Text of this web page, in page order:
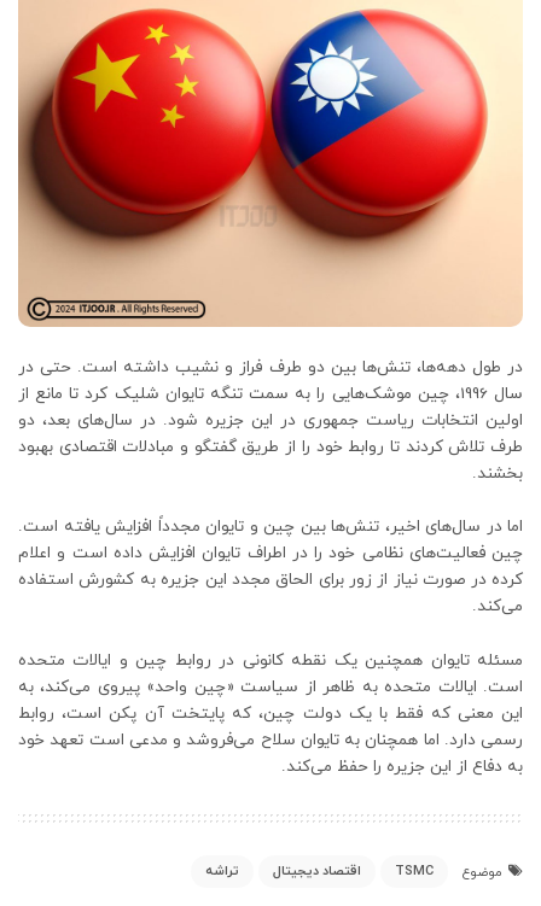
در طول دهه‌ها، تنش‌ها بین دو طرف فراز و نشیب داشته است. حتی در
سال 1996، چین موشک‌هایی را به سمت تنگه تایوان شلیک کرد تا مانع از
اولین انتخابات ریاست جمهوری در این جزیره شود. در سال‌های بعد، دو
طرف تلاش کردند تا روابط خود را از طریق گفتگو و مبادلات اقتصادی بهبود
بخشند.
اما در سال‌های اخیر، تنش‌ها بین چین و تایوان مجدداً افزایش یافته است.
چین فعالیت‌های نظامی خود را در اطراف تایوان افزایش داده است و اعلام
کرده در صورت نیاز از زور برای الحاق مجدد این جزیره به کشورش استفاده
می‌کند.
مسئله تایوان همچنین یک نقطه کانونی در روابط چین و ایالات متحده
است. ایالات متحده به ظاهر از سیاست «چین واحد» پیروی می‌کند، به
این معنی که فقط با یک دولت چین، که پایتخت آن پکن است، روابط
رسمی دارد. اما همچنان به تایوان سلاح می‌فروشد و مدعی است تعهد خود
به دفاع از این جزیره را حفظ می‌کند.
موضوع TSMC اقتصاد دیجیتال تراشه